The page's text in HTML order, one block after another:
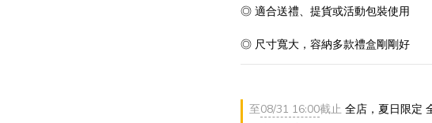
◎ 適合送禮、提貨或活動包裝使用
◎ 尺寸寬大，容納多款禮盒剛剛好
至08/31 16:00截止全店，夏日限定